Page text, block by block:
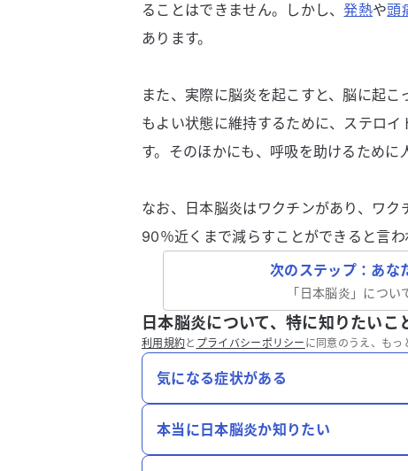
ることはできません。しかし、発熱や頭
あります。
また、実際に脳炎を起こすと、脳に起
もよい状態に維持するために、ステロ
す。そのほかにも、呼吸を助けるために
なお、日本脳炎はワクチンがあり、ワク
90％近くまで減らすことができると言わ
次のステップ：あな
「日本脳炎 」につい
日本脳炎について、特に知りたいこ
利用規約と プライバシーポリシー に同意のうえ、もっ
気になる症状がある
本当に日本脳炎か知りたい